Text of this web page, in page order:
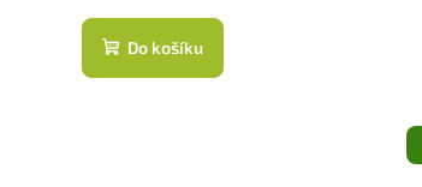
Do košíku